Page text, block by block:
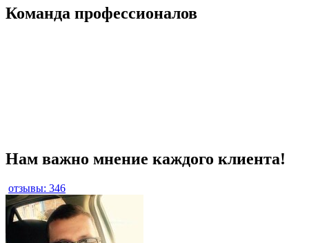
Команда профессионалов
Нам важно мнение каждого клиента!
отзывы: 346